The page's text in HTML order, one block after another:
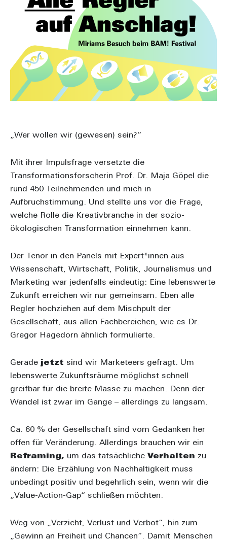
„Wer wollen wir (gewesen) sein?“
Mit ihrer Impulsfrage versetzte die
Transformationsforscherin Prof. Dr. Maja Göpel die
rund 450 Teilnehmenden und mich in
Aufbruchstimmung. Und stellte uns vor die Frage,
welche Rolle die Kreativbranche in der sozio-
ökologischen Transformation einnehmen kann.
Der Tenor in den Panels mit Expert*innen aus
Wissenschaft, Wirtschaft, Politik, Journalismus und
Marketing war jedenfalls eindeutig: Eine lebenswerte
Zukunft erreichen wir nur gemeinsam. Eben alle
Regler hochziehen auf dem Mischpult der
Gesellschaft, aus allen Fachbereichen, wie es Dr.
Gregor Hagedorn ähnlich formulierte.
Gerade jetzt sind wir Marketeers gefragt. Um
lebenswerte Zukunftsräume möglichst schnell
greifbar für die breite Masse zu machen. Denn der
Wandel ist zwar im Gange – allerdings zu langsam.
Ca. 60 % der Gesellschaft sind vom Gedanken her
offen für Veränderung. Allerdings brauchen wir ein
Reframing, um das tatsächliche Verhalten zu
ändern: Die Erzählung von Nachhaltigkeit muss
unbedingt positiv und begehrlich sein, wenn wir die
„Value-Action-Gap“ schließen möchten.
Weg von „Verzicht, Verlust und Verbot“, hin zum
„Gewinn an Freiheit und Chancen“. Damit Menschen